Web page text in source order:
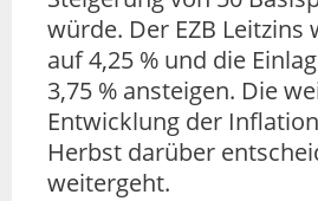
würde. Der EZB
auf 4,25 % und die
3,75 % ansteigen. Die
Entwicklung der
Herbst darüber
weitergeht.